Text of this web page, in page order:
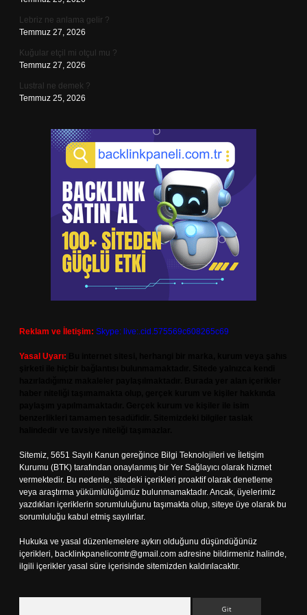
Lebriz ne anlama gelir ?
Temmuz 27, 2026
Kuğular etçil mi otçul mu ?
Temmuz 27, 2026
Lustral ne demek ?
Temmuz 25, 2026
Reklam ve İletişim: Skype: live:.cid.575569c608265c69
Yasal Uyarı:
Sitemiz, 5651 Sayılı Kanun gereğince Bilgi Teknolojileri ve İletişim
Kurumu (BTK) tarafından onaylanmış bir Yer Sağlayıcı olarak hizmet
vermektedir. Bu nedenle, sitedeki içerikleri proaktif olarak denetleme
veya araştırma yükümlülüğümüz bulunmamaktadır. Ancak, üyelerimiz
yazdıkları içeriklerin sorumluluğunu taşımakta olup, siteye üye olarak bu
sorumluluğu kabul etmiş sayılırlar.
Hukuka ve yasal düzenlemelere aykırı olduğunu düşündüğünüz
içerikleri, backlinkpanelicomtr@gmail.com adresine bildirmeniz halinde,
ilgili içerikler yasal süre içerisinde sitemizden kaldırılacaktır.